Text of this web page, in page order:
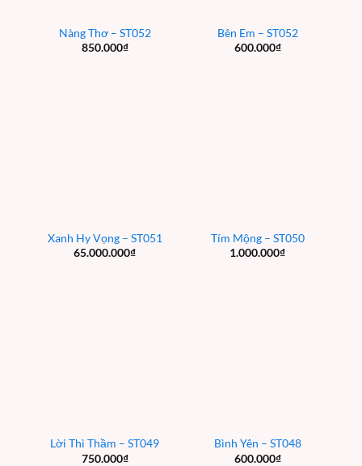
Nàng Thơ – ST052
850.000₫
Bên Em – ST052
600.000₫
Xanh Hy Vọng – ST051
65.000.000₫
Tím Mộng – ST050
1.000.000₫
Lời Thì Thầm – ST049
750.000₫
Bình Yên – ST048
600.000₫